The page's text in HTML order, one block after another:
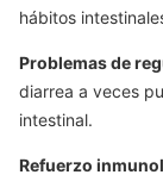
hábitos
Problemas de
diarrea a veces
intestinal.
Refuerzo